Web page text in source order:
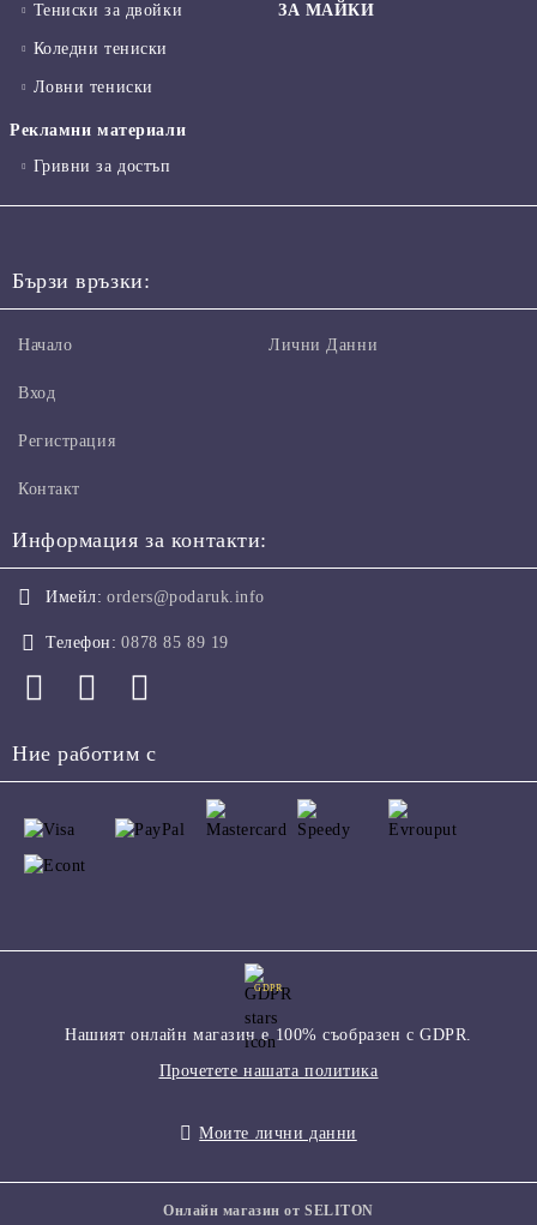
Тениски за двойки
Коледни тениски
Ловни тениски
Рекламни материали
Гривни за достъп
ЗА МАЙКИ
Бързи връзки:
Начало
Вход
Регистрация
Контакт
Лични Данни
Информация за контакти:
Имейл: orders@podaruk.info
Телефон: 0878 85 89 19
Ние работим с
GDPR
Нашият онлайн магазин е 100% съобразен с GDPR.
Прочетете нашата политика
Моите лични данни
Онлайн магазин от SELITON